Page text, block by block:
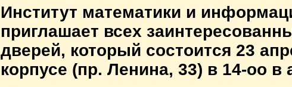
Институт математики и
приглашает всех
дверей, который состоится 23
корпусе (пр. Ленина, 33) в 14-оо в